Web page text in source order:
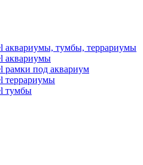
аквариумы, тумбы, террариумы
аквариумы
рамки под аквариум
террариумы
тумбы